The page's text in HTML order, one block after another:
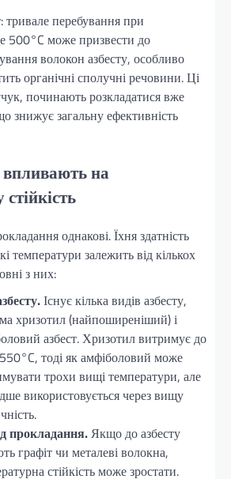
перебування при
500°C може призвести до
волокон азбесту, особливо
органічні сполучні речовини. Ці
починають розкладатися вже
загальну ефективність
на
однакові. Їхня здатність
температури залежить від кількох
з них:
Існує кілька видів азбесту,
хризотил (найпоширеніший) і
азбест. Хризотил витримує до
тоді як амфіболовий може
трохи вищі температури, але
використовується через вищу
прокладання.Якщо до азбесту
графіт чи металеві волокна,
стійкість може зростати.